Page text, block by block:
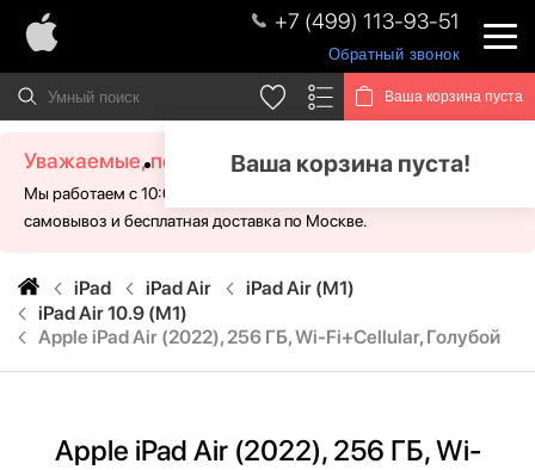
+7 (499) 113-93-51
Обратный звонок
Ваша корзина пуста
Ваша корзина пуста!
Уважаемые, посетители!
Мы работаем с 10:00 - 21:00 без выходных. Для Вас доступен
самовывоз и бесплатная доставка по Москве.
iPad iPad Air
iPad Air (M1)
iPad Air 10.9 (M1)
Apple iPad Air (2022), 256 ГБ, Wi-Fi+Cellular, Голубой
Apple iPad Air (2022), 256 ГБ, Wi-